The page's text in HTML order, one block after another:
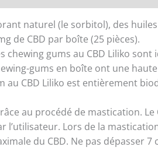
naturel (le sorbitol), des
de CBD par boîte (25 pièces).
chewing gums au CBD Liliko
gums en boîte ont une
au CBD Liliko est entièrement
au procédé de mastication. Le
Lors de la
du CBD. Ne pas dépasser 7